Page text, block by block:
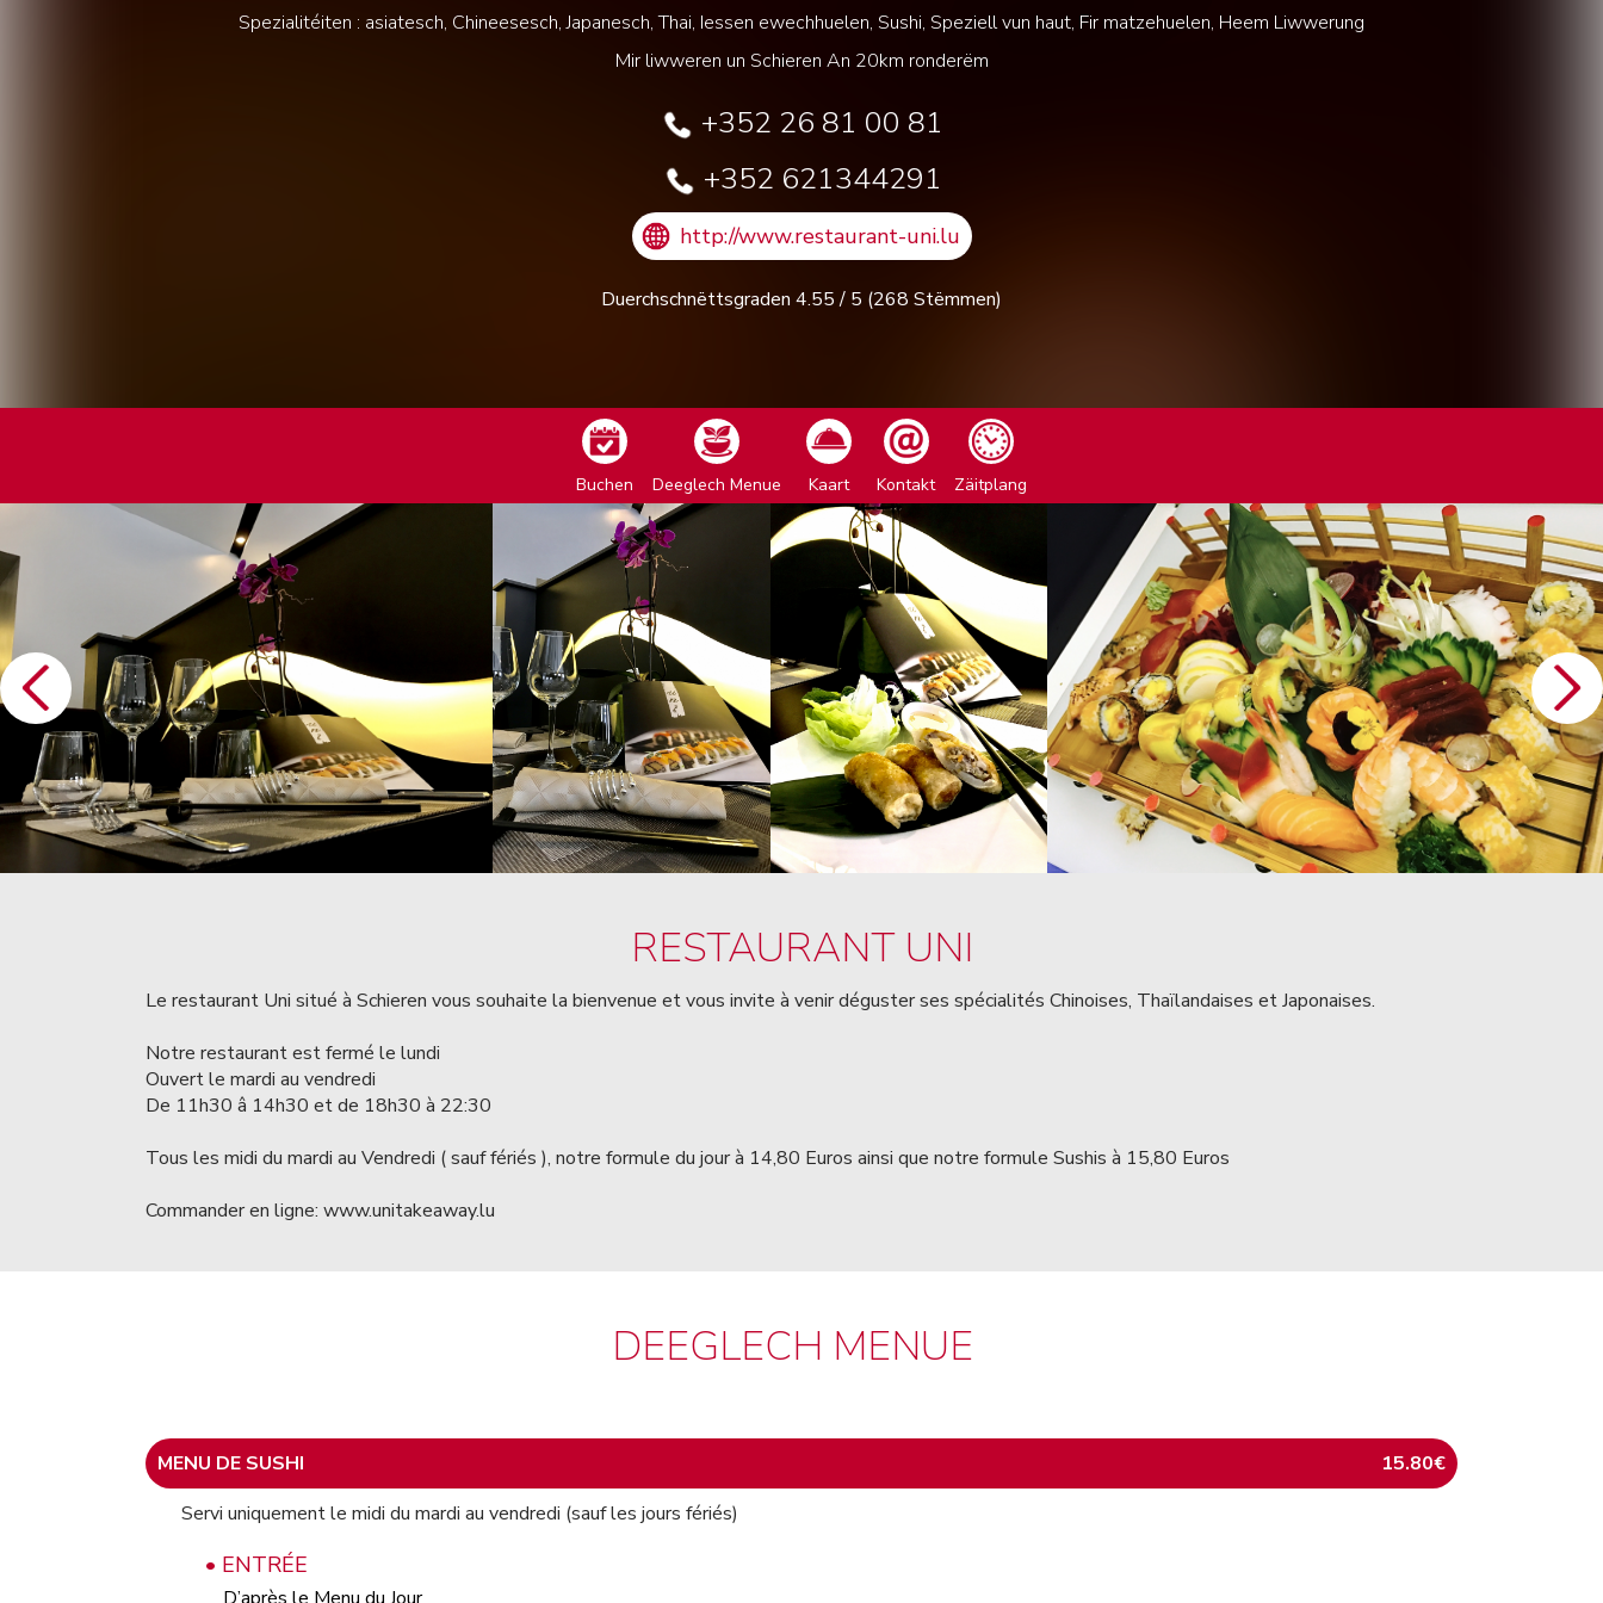
Spezialitéiten : asiatesch, Chineesesch, Japanesch, Thai, Iessen ewechhuelen, Sushi, Speziell vun haut, Fir matzehuelen, Heem Liwwerung
Mir liwweren un Schieren An 20km ronderëm
+352 26 81 00 81
+352 621344291
http://www.restaurant-uni.lu
Duerchschnëttsgraden 4.55/ 5 (268 Stëmmen)
Buchen Deeglech Menue Kaart Kontakt Zäitplang
RESTAURANT UNI
Le restaurant Uni situé à Schieren vous souhaite la bienvenue et vous invite à venir déguster ses spécialités Chinoises, Thaïlandaises et Japonaises.
Notre restaurant est fermé le lundi
Ouvert le mardi au vendredi
De 11h30 â 14h30 et de 18h30 à 22:30
Tous les midi du mardi au Vendredi ( sauf fériés ), notre formule du jour à 14,80 Euros ainsi que notre formule Sushis à 15,80 Euros
Commander en ligne: www.unitakeaway.lu
DEEGLECH MENUE
MENU DE SUSHI
15.80€
Servi uniquement le midi du mardi au vendredi (sauf les jours fériés)
• ENTRÉE